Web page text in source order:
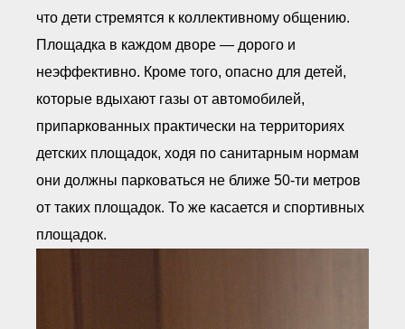
что дети стремятся к коллективному общению.
Площадка в каждом дворе — дорого и
неэффективно. Кроме того, опасно для детей,
которые вдыхают газы от автомобилей,
припаркованных практически на территориях
детских площадок, ходя по санитарным нормам
они должны парковаться не ближе 50-ти метров
от таких площадок. То же касается и спортивных
площадок.